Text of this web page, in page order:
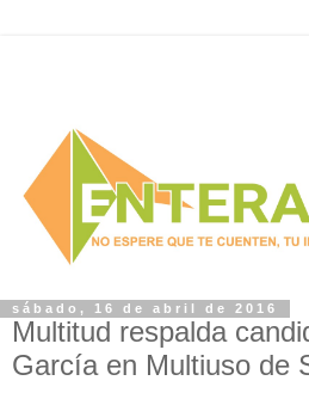
sábado, 16 de abril de 2016
Multitud respalda
García en Multiuso de